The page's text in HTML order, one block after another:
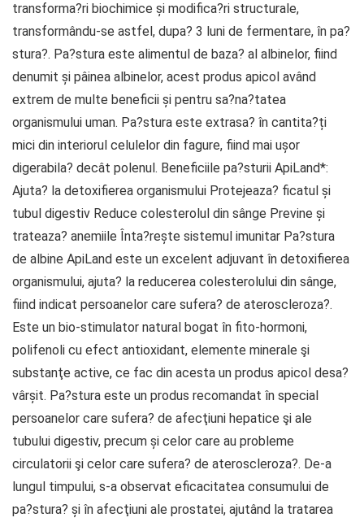
transforma?ri biochimice și modifica?ri structurale,
transformându-se astfel, dupa? 3 luni de fermentare, în pa?
stura?. Pa?stura este alimentul de baza? al albinelor, fiind
denumit și pâinea albinelor, acest produs apicol având
extrem de multe beneficii și pentru sa?na?tatea
organismului uman. Pa?stura este extrasa? în cantita?ți
mici din interiorul celulelor din fagure, fiind mai ușor
digerabila? decât polenul. Beneficiile pa?sturii ApiLand*:
Ajuta? la detoxifierea organismului Protejeaza? ficatul și
tubul digestiv Reduce colesterolul din sânge Previne și
trateaza? anemiile Înta?rește sistemul imunitar Pa?stura
de albine ApiLand este un excelent adjuvant în detoxifierea
organismului, ajuta? la reducerea colesterolului din sânge,
fiind indicat persoanelor care sufera? de ateroscleroza?.
Este un bio-stimulator natural bogat în fito-hormoni,
polifenoli cu efect antioxidant, elemente minerale şi
substanţe active, ce fac din acesta un produs apicol desa?
vârșit. Pa?stura este un produs recomandat în special
persoanelor care sufera? de afecţiuni hepatice şi ale
tubului digestiv, precum și celor care au probleme
circulatorii şi celor care sufera? de ateroscleroza?. De-a
lungul timpului, s-a observat eficacitatea consumului de
pa?stura? și în afecţiuni ale prostatei, ajutând la tratarea